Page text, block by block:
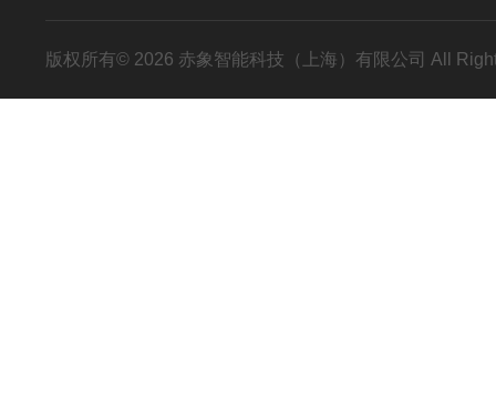
版权所有© 2026 赤象智能科技（上海）有限公司 All